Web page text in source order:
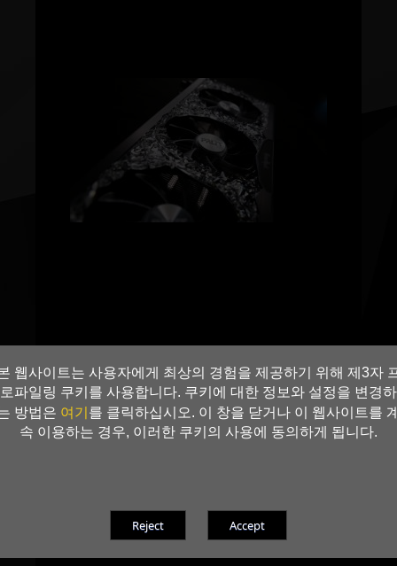
웹사이트는 사용자에게 최상의 경험을 제공하기 위해 제3자
로파일링 쿠키를 사용합니다. 쿠키에 대한 정보와 설정을 변경하
방법은 여기를 클릭하십시오. 이 창을 닫거나 이 웹사이트를
속 이용하는 경우, 이러한 쿠키의 사용에 동의하게 됩니다.